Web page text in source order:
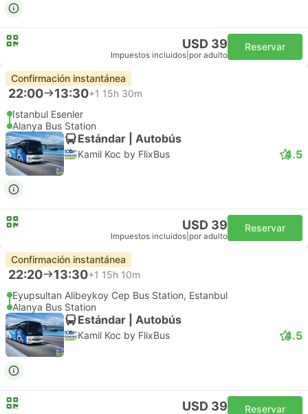
USD 39
Impuestos incluidos por adulto
Reservar
Confirmación instantánea
22:00 13:30+1 15h 30m
Istanbul Esenler
Alanya Bus Station
Estándar | Autobús
Kamil Koc by FlixBus 4.5
USD 39
Impuestos incluidos por adulto
Reservar
Confirmación instantánea
22:20 13:30+1 15h 10m
Eyupsultan Alibeykoy Cep Bus Station, Estanbul
Alanya Bus Station
Estándar | Autobús
Kamil Koc by FlixBus 4.5
USD 39 Reservar